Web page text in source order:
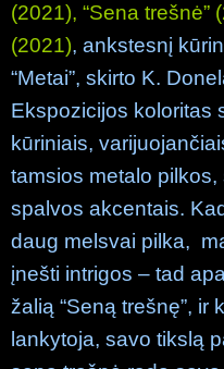
(2021), “Sena trešnė”
(2021), ankstesnį
“Metai”, skirto K.
Ekspozicijos koloritas
kūriniais,
tamsios metalo
spalvos akcentais.
daug melsvai pilka,
įnešti intrigos – tad
žalią “Seną trešnę”, ir
lankytoja, savo tikslą